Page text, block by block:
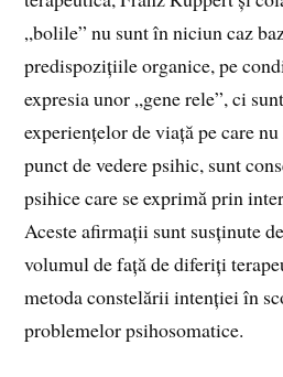
„bolile” nu sunt în niciun caz
predispozițiile organice, pe
expresia unor „gene rele”, ci
experiențelor de viață pe care
punct de vedere psihic, sunt
psihice care se exprimă prin
Aceste afirmații sunt susținute
volumul de față de diferiți
metoda constelării intenției în
problemelor psihosomatice.